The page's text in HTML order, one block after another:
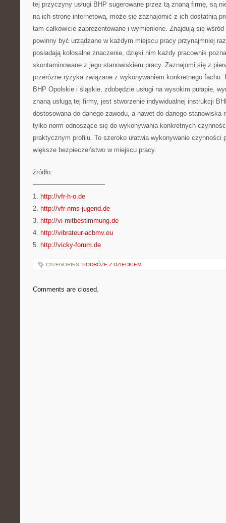
tej przyczyny usługi BHP sugerowane przez tą znaną firmę, są
na ich stronę internetową, może się zaznajomić z ich dostatnią
tam całkowicie zaprezentowane i wymienione. Znajdują się
powinny być urządzane w każdym miejscu pracy przynajmniej
posiadają kolosalne znaczenie, dzięki nim każdy pracownik
skontaminowane z jego stanowiskiem pracy. Zaznajomi się z
przeróżne ryzyka związane z wykonywaniem konkretnego
BHP Opolskie i śląskie, zdobędzie usługi na wysokim pułapie,
znaną usługą tej firmy, jest stworzenie indywidualnej instrukcji
dostosowana do danego zawodu, a nawet do danego stanowiska
tylko norm odnoszące się do wykonywania konkretnych
praktycznym profilu. To szeroko ułatwia wykonywanie czynności
większe bezpieczeństwo w miejscu pracy.
źródło:
———————————
1. http://vfr-h-o.de
2. http://vfr-nms-jugend.de
3. http://vi-mitbestimmung.de
4. http://vibrateur-acbmv.eu
5. http://vicky-forum.de
CATEGORIES: PODRÓŻE Z DZIECKIEM
Comments are closed.